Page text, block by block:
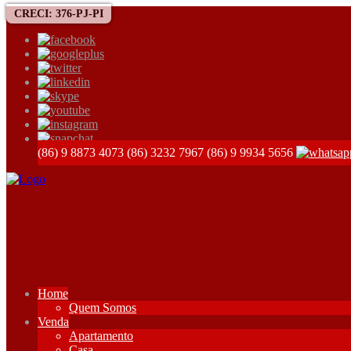
CRECI: 376-PJ-PI
(86) 9 8873 4073 (86) 3232 7967 (86) 9 9934 5656
Home
Quem Somos
Venda
Apartamento